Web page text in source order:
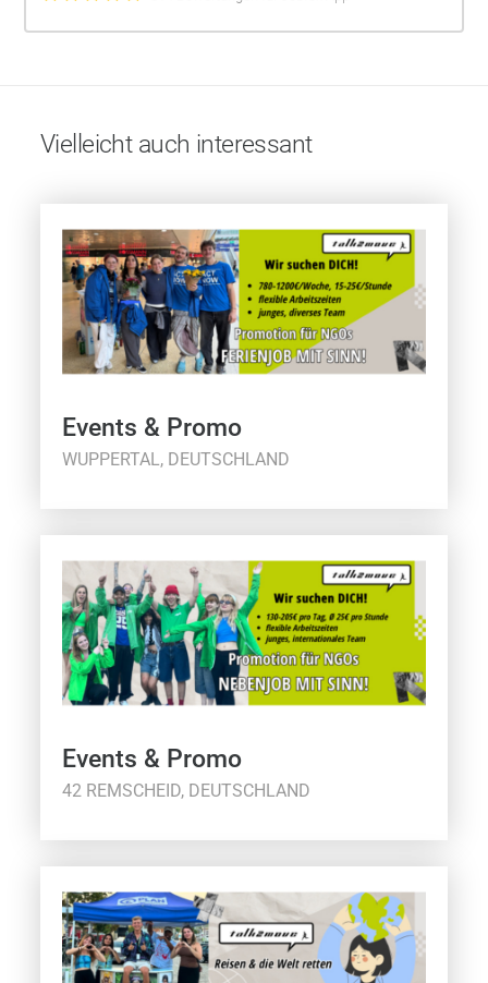
Vielleicht auch interessant
Events & Promo
WUPPERTAL, DEUTSCHLAND
Events & Promo
42 REMSCHEID, DEUTSCHLAND